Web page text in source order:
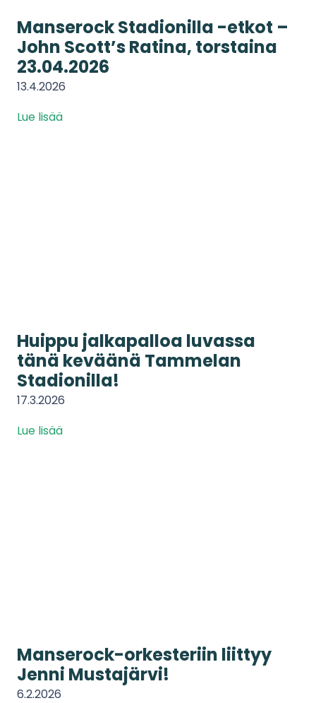
Manserock Stadionilla -etkot –
John Scott’s Ratina, torstaina
23.04.2026
13.4.2026
Lue lisää
Huippu jalkapalloa luvassa
tänä keväänä Tammelan
Stadionilla!
17.3.2026
Lue lisää
Manserock-orkesteriin liittyy
Jenni Mustajärvi!
6.2.2026